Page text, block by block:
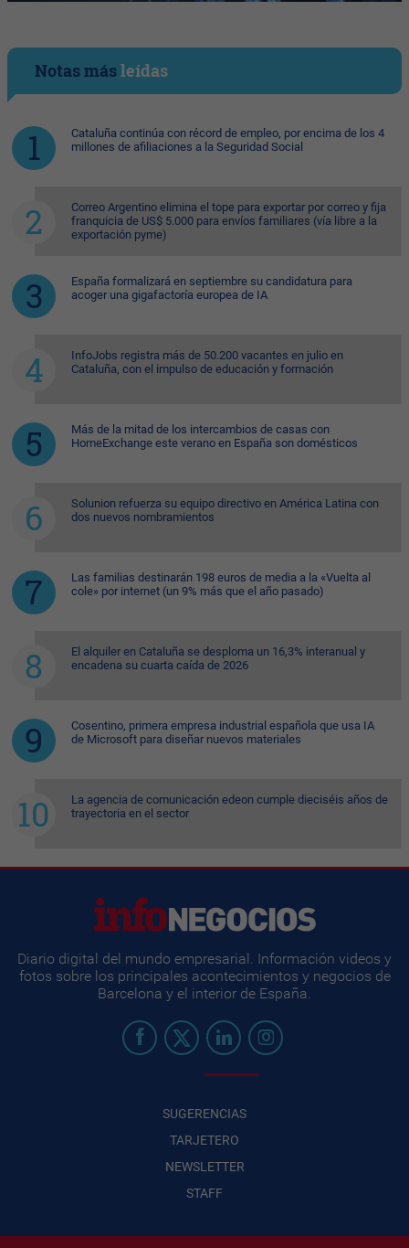
Notas másleídas
Cataluña continúa con récord de empleo, por encima de los 4
millones de afiliaciones a la Seguridad Social
Correo Argentino elimina el tope para exportar por correo y fija
franquicia de US$ 5.000 para envíos familiares (vía libre a la
exportación pyme)
España formalizará en septiembre su candidatura para
acoger una gigafactoría europea de IA
InfoJobs registra más de 50.200 vacantes en julio en
Cataluña, con el impulso de educación y formación
Más de la mitad de los intercambios de casas con
HomeExchange este verano en España son domésticos
Solunion refuerza su equipo directivo en América Latina con
dos nuevos nombramientos
Las familias destinarán 198 euros de media a la «Vuelta al
cole» por internet (un 9% más que el año pasado)
El alquiler en Cataluña se desploma un 16,3% interanual y
encadena su cuarta caída de 2026
Cosentino, primera empresa industrial española que usa IA
de Microsoft para diseñar nuevos materiales
La agencia de comunicación edeon cumple dieciséis años de
trayectoria en el sector
Diario digital del mundo empresarial. Información videos y
fotos sobre los principales acontecimientos y negocios de
Barcelona y el interior de España.
SUGERENCIAS
TARJETERO
NEWSLETTER
STAFF